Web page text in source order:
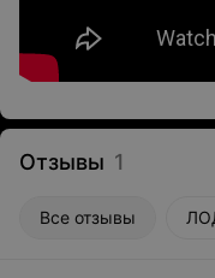
Отзывы 1
Все отзывы